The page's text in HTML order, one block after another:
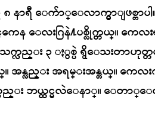
နာရီ ေက်ာ္ေလာက္မွာျဖစ္တာ
ကေန ေလးဂြနဲ႔ပစ္လိုက္တယ္။ ကေ
က္လည္း ၃ ႏွစ္ပဲ ရွိေသးတာဟုတ္
အန္လည္း အရမ္းအန္တယ္။ ကေ
ယ္လည္း ဘယ္ထင္မလဲေနာ္။ ေတာ္